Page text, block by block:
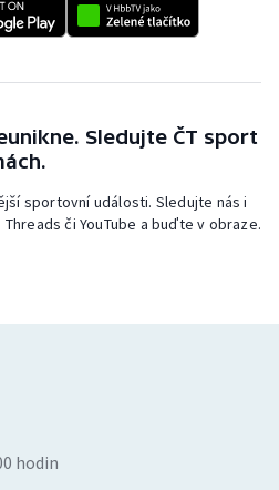
Sledujte ČT sport
sportovní události. Sledujte nás i
či YouTube a buďte v obraze.
hodin